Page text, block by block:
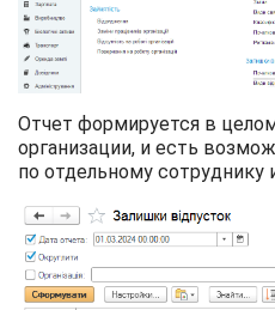
Отчет формируется в
организации, и есть
по отдельному сотруднику